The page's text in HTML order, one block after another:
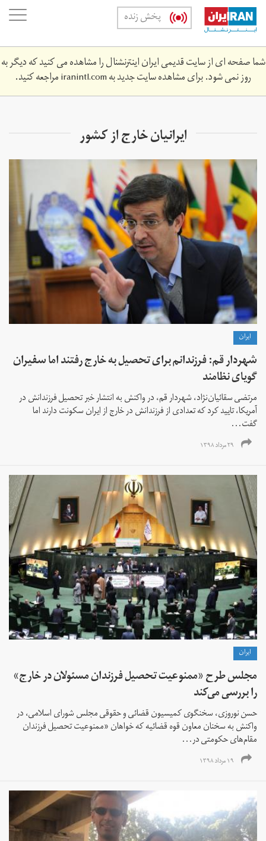
Skip
main
content
پخش زنده
شما صفحه ای از سایت قدیمی ایران اینترنشنال را مشاهده می کنید که دیگر به
روز نمی شود. برای مشاهده سایت جدید بهiranintl.comمراجعه کنید.
ایرانیان خارج از کشور
ايران
شهردار قم: فرزندانم برای تحصیل به خارج رفتند اما سفیران
گویای نظامند
مرتضی سقائیان‌نژاد، شهردار قم، در واکنش به انتشار خبر تحصیل فرزندانش در
آمریکا، تایید کرد که تعدادی از فرزندانش در خارج از ایران سکونت دارند اما
گفت...
۲۹ مرداد ۱۳۹۸
ايران
مجلس طرح «ممنوعیت تحصیل فرزندان مسئولان در خارج»
را بررسی می‌کند
حسن نوروزی، سخنگوی کمیسیون قضائی و حقوقی مجلس شورای اسلامی، در
واکنش به سخنان معاون قوه قضائیه که خواهان «ممنوعیت تحصیل فرزندان
مقام‌های حکومتی در...
۱۹ مرداد ۱۳۹۸